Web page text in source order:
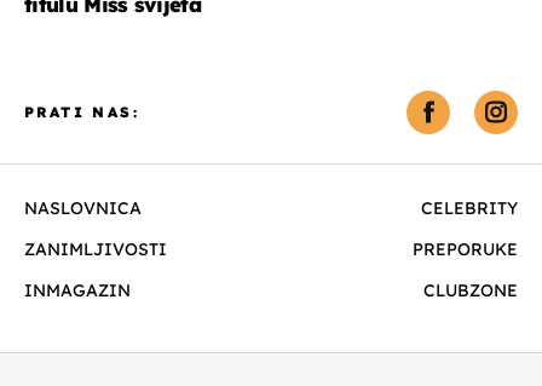
NASLOVNICA
CELEBRITY
ZANIMLJIVOSTI
PREPORUKE
INMAGAZIN
CLUBZONE
PRATI NAS: